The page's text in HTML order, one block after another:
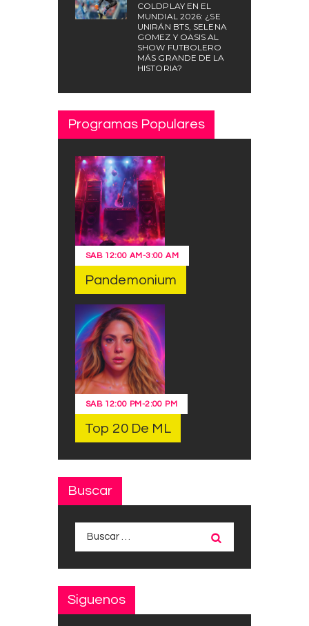
COLDPLAY EN EL
MUNDIAL 2026: ¿SE
UNIRÁN BTS, SELENA
GOMEZ Y OASIS AL
SHOW FUTBOLERO
MÁS GRANDE DE LA
HISTORIA?
Programas Populares
SAB 12:00 AM -3:00 AM
Pandemonium
SAB 12:00 PM -2:00 PM
Top 20 De ML
Buscar
Siguenos